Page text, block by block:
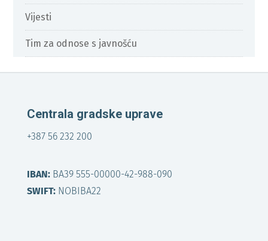
Vijesti
Tim za odnose s javnošću
Centrala gradske uprave
+387 56 232 200
IBAN:BA39 555-00000-42-988-090
SWIFT:NOBIBA22